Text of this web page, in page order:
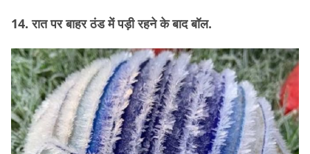
14. रात पर बाहर ठंड में पड़ी रहने के बाद बॉल.